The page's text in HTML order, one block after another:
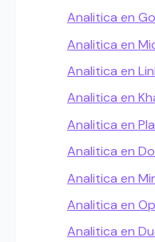
Analitica en
Analitica en
Analitica en
Analitica en
Analitica en
Analitica en
Analitica en
Analitica en
Analitica en